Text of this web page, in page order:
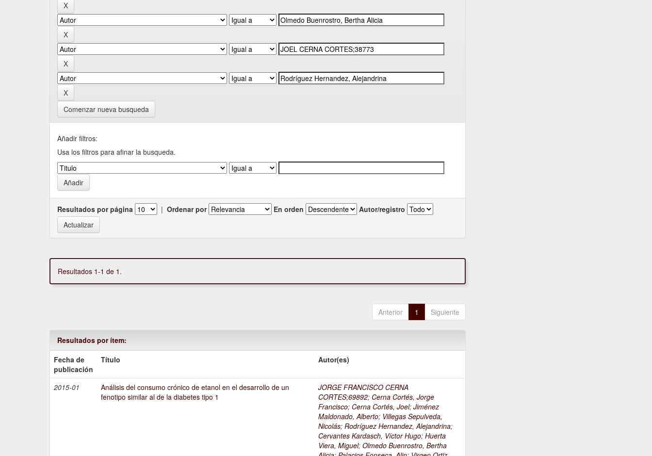
Comenzar nueva busqueda
Añadir filtros:
Usa los filtros para afinar la busqueda.
Resultados por página | Ordenar por En orden Autor/registro
Resultados 1-1 de 1.
Anterior 1 Siguiente
Resultados por ítem:
Fecha de
publicación
Título Autor(es)
2015-01
Análisis del consumo crónico de etanol en el desarrollo de un
fenotipo similar al de la diabetes tipo 1
JORGE FRANCISCO CERNA
CORTES;69892; Cerna Cortés, Jorge
Francisco; Cerna Cortés, Joel;Jiménez
Maldonado, Alberto; Villegas Sepulveda,
Nicolás;Rodríguez Hernandez, Alejandrina;
Cervantes Kardasch, Víctor Hugo;Huerta
Viera, Miguel;Olmedo Buenrostro, Bertha